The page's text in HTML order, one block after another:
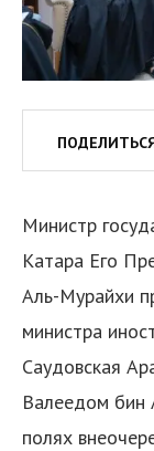
Министр
Катара Его
Аль-Мурайхи
министра
Саудовская
Валеедом бин
полях